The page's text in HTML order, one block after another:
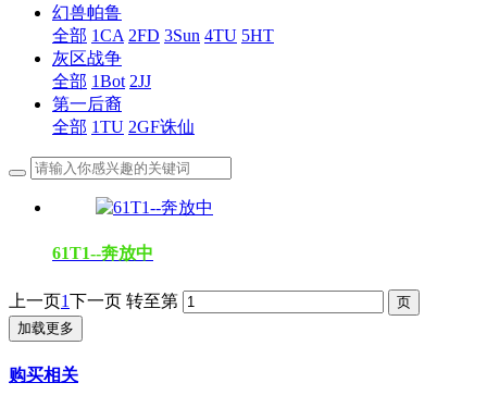
幻兽帕鲁
全部 1CA 2FD 3Sun 4TU 5HT
灰区战争
全部 1Bot 2JJ
第一后裔
全部 1TU 2GF诛仙
61T1--奔放中
上一页1下一页 转至第
加载更多
购买相关